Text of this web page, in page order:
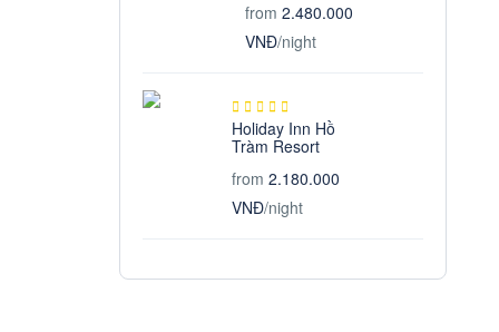
from 2.480.000
VNĐ/night
Holiday Inn Hồ
Tràm Resort
from 2.180.000
VNĐ/night